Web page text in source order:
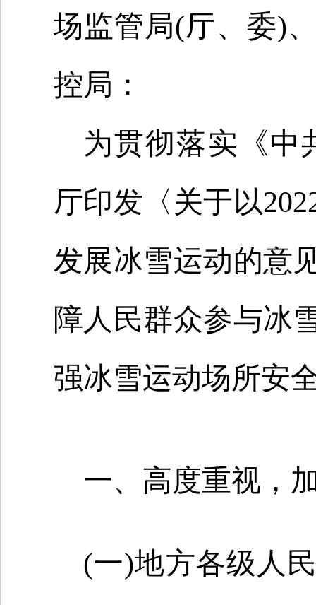
场监管局(厅、委)
控局：
为贯彻落实《中
厅印发〈关于以
发展冰雪运动的意
障人民群众参与冰
强冰雪运动场所安
一、高度重视，
(一)地方各级人